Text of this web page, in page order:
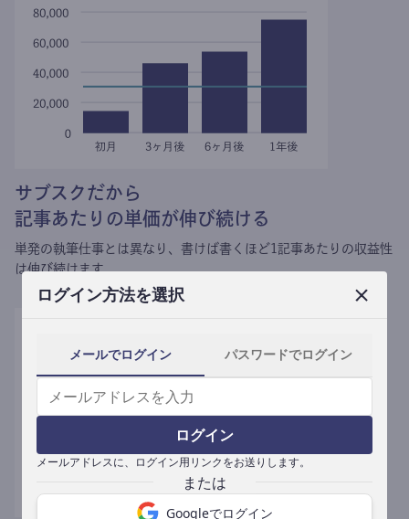
ログイン方法を選択
メールでログイン パスワードでログイン
ログイン
メールアドレスに、ログイン用リンクをお送りします。
Googleでログイン
サブスクだから
記事あたりの単価が伸び続ける
単発の執筆仕事とは異なり、 書けば書くほど1記事あたりの収益性
は伸び続けます。